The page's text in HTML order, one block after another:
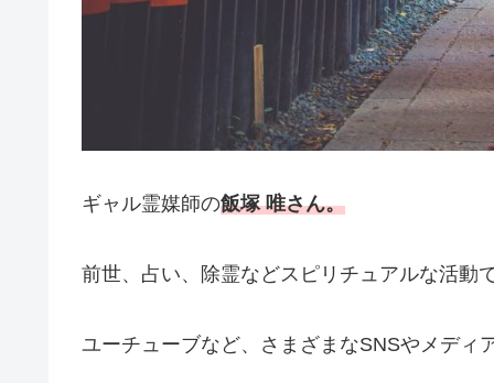
ギャル霊媒師の飯塚 唯さん。
前世、占い、除霊などスピリチュアルな活動
ユーチューブなど、さまざまなSNSやメディ